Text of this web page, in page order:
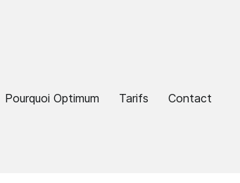
Pourquoi Optimum Tarifs Contact